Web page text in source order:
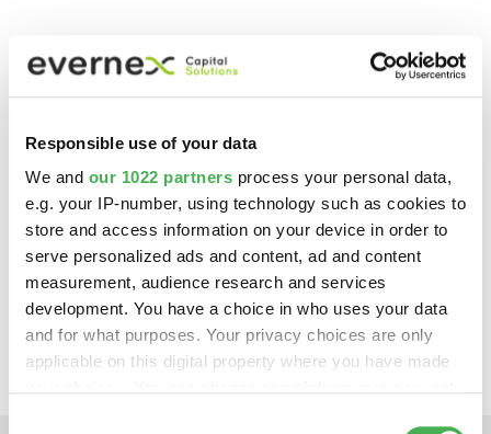
Responsible use of your data
We and our 1022 partners process your personal data,
e.g. your IP-number, using technology such as cookies to
store and access information on your device in order to
serve personalized ads and content, ad and content
measurement, audience research and services
development. You have a choice in who uses your data
and for what purposes. Your privacy choices are only
applicable on this digital property where you have made
prev
next
Adapte la transición digital
de su empresaal ritmo de
su crecimiento.